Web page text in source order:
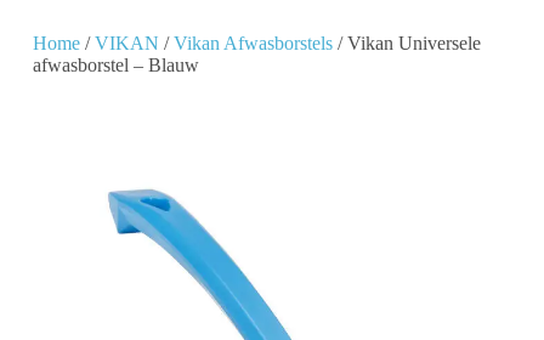
Home/VIKAN /Vikan Afwasborstels/ Vikan Universele
afwasborstel – Blauw